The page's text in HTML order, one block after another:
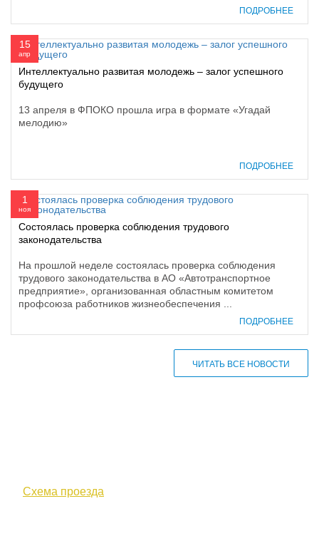
ПОДРОБНЕЕ
15
апр
Интеллектуально развитая молодежь – залог успешного
будущего
13 апреля в ФПОКО прошла игра в формате «Угадай
мелодию»
ПОДРОБНЕЕ
1
ноя
Состоялась проверка соблюдения трудового
законодательства
На прошлой неделе состоялась проверка соблюдения
трудового законодательства в АО «Автотранспортное
предприятие», организованная областным комитетом
профсоюза работников жизнеобеспечения ...
ПОДРОБНЕЕ
ЧИТАТЬ ВСЕ НОВОСТИ
Схема проезда